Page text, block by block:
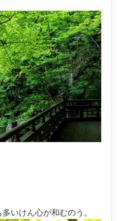
いけん心が和むのう。